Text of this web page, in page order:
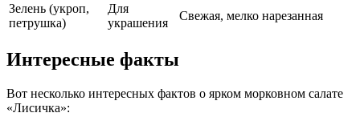
Зелень (укроп,
петрушка)
Для
украшения
Свежая, мелко нарезанная
Интересные факты
Вот несколько интересных фактов о ярком морковном салате
«Лисичка»: